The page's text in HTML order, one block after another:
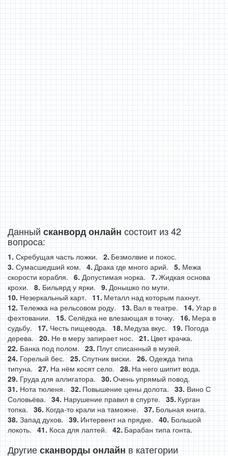
Данный сканворд онлайн состоит из 42
вопроса:
Скребущая часть ложки.
Безмолвие и покос.
Сумасшедший ком.
Драка где много арий.
Межа
скорости корабля.
Допустимая норка.
Жидкая основа
крохи.
Бильярд у ярки.
Донышко по мути.
Незеркальный карт.
Металл над которым пахнут.
Тележка на рельсовом роду.
Вал в театре.
Угар в
фехтовании.
Селёдка не влезающая в точку.
Мера в
судьбу.
Честь пищевода. Медуза вкус.
Погода
дерева.
Не в меру запирает нос.
Цвет крачка.
Банка под полом.
Плут списанный в музей.
Горелый бес.
Спутник виски.
Одежда типа
типуна.
На нём косят село.
На него шипит вода.
Груда для аллигатора.
Очень упрямый повод.
Нота тюленя.
Повышение цены долота.
Вино С
Соловьёва.
Нарушение правил в спурте.
Курган
топка.
Когда-то крали на таможне.
Больная книга.
Запад духов.
Интервент на прядке.
Большой
локоть.
Коса для лаптей. Барабан типа гонта.
Другиесканворды онлайн в категории